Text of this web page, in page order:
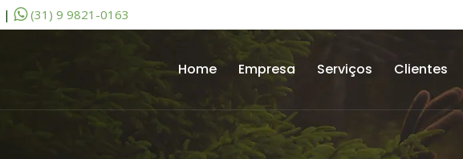
| (31) 9 9821-0163
Home Empresa Serviços Clientes